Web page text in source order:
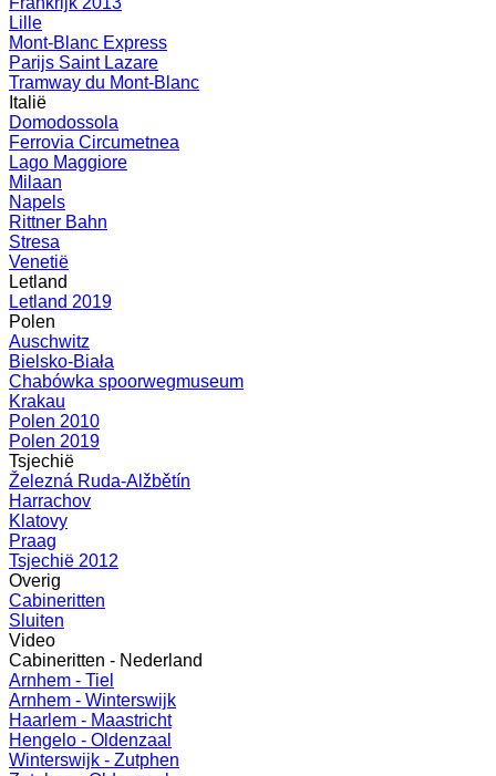
Lille
Mont-Blanc Express
Parijs Saint Lazare
Tramway du Mont-Blanc
Italië
Domodossola
Ferrovia Circumetnea
Lago Maggiore
Milaan
Napels
Rittner Bahn
Stresa
Venetië
Letland
Letland 2019
Polen
Auschwitz
Bielsko-Biała
Chabówka spoorwegmuseum
Krakau
Polen 2010
Polen 2019
Tsjechië
Železná Ruda-Alžbětín
Harrachov
Klatovy
Praag
Tsjechië 2012
Overig
Cabineritten
Sluiten
Video
Cabineritten - Nederland
Arnhem - Tiel
Arnhem - Winterswijk
Haarlem - Maastricht
Hengelo - Oldenzaal
Winterswijk - Zutphen